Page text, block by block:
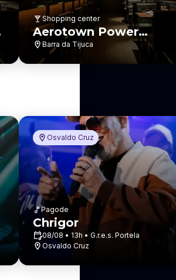
Shopping center
Aerotown Power
Center
Barra da Tijuca
Osvaldo Cruz
Pagode
Chrigor
08/08 • 13h • G.r.e.s. Portela
Osvaldo Cruz